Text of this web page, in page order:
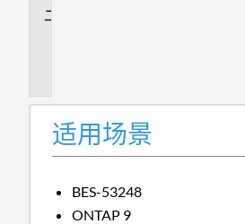
适用场景
BES-53248
ONTAP 9